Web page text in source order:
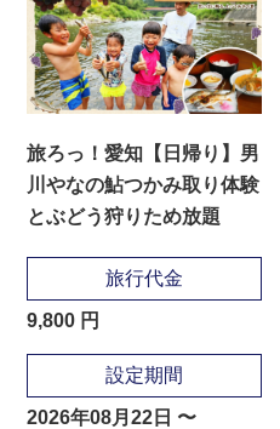
旅ろっ！愛知【日帰り】男
川やなの鮎つかみ取り体験
とぶどう狩りため放題
旅行代金
9,800 円
設定期間
2026年08月22日 〜